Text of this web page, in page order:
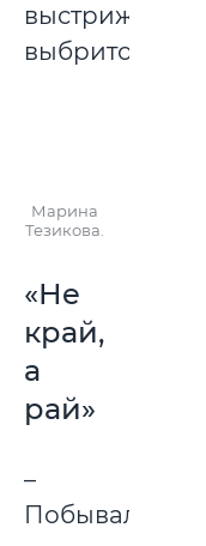
выстрижено,
выбрито.
Марина
Тезикова.
«Не
край,
а
рай»
–
Побывала